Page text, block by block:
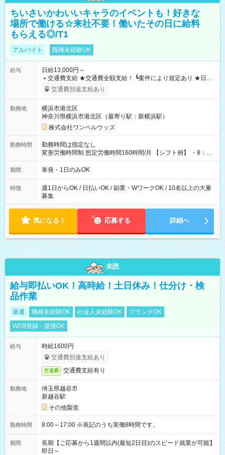
ちいさいかわいいキャラのイベントも！好きな
場所で働ける☆来社不要！働いたその日に給料
もらえる◎/T1
アルバイト 職種未経験OK
給与
日給13,000円～
＋交通費支給 ★交通費全額支給！ ┗案件により規定あり ★日払
いOK！（規定あり） ┗働いたその日に現金GET♪ お仕事後はコ
ンビニATMから 日払い分を引き落とせます！ 【試用期間】試
交通費別途支給あり
勤務地
横浜市港北区
神奈川県横浜市港北区（最寄り駅：新横浜駅）
株式会社ワンベルウッズ
勤務時間
勤務時間は指定なし
変形労働時間制 想定労働時間160時間/月 【シフト例】 ・8：00
～21：00
期間 単発・1日のみOK
特徴
週1日からOK / 日払いOK / 副業・WワークOK / 10名以上の大量
募集
気になる！ 応募する 詳細へ
未読
給与即払いOK！高時給！土日休み！仕分け・検
品作業
派遣 職種未経験OK 社会人未経験OK
ブランクOK
WEB登録・面接OK
給与
時給1600円
交通費別途支給あり
交通費 交通費支給有り
勤務地
埼玉県越谷市
新越谷駅
その他製造
勤務時間 8:00～17:00 ※表記のうち実働8時間です。
期間
長期【ご応募から1週間以内(最短2日目)のスピード就業が可能】
即日～